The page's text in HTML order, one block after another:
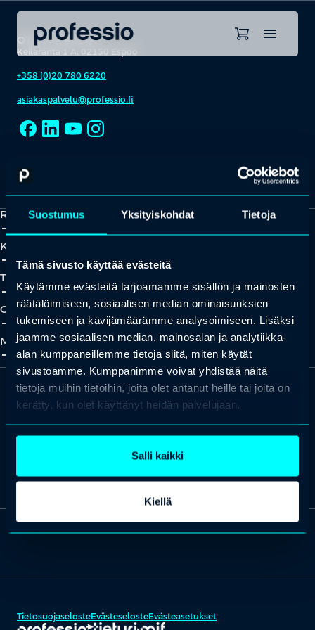
Suostumus Yksityiskohdat Tietoja
Tämä sivusto käyttää evästeitä
Käytämme evästeitä tarjoamamme sisällön ja mainosten
räätälöimiseen, sosiaalisen median ominaisuuksien
tukemiseen ja kävijämäärämme analysoimiseen. Lisäksi
jaamme sosiaalisen median, mainosalan ja analytiikka-
alan kumppaneillemme tietoja siitä, miten käytät
sivustoamme. Kumppanimme voivat yhdistää näitä
tietoja muihin tietoihin, joita olet antanut heille tai joita on
kerätty, kun olet käyttänyt heidän palvelujaan.
Salli kaikki
Kiellä
OTA YHTEYTTÄ
Keilaranta 1 A, 02150 Espoo
+358 (0)20 780 6220
asiakaspalvelu@professio.fi
Yhteistyökumppaniksi?
Ratkaisut
add_2close
Koulutukset
add_2close
Tapahtumat
add_2 close
Oivallukset
add_2close
Meistä
add_2close
Missiona maailman osaavin kansa.
TietosuojaselosteEvästeselosteEvästeasetukset